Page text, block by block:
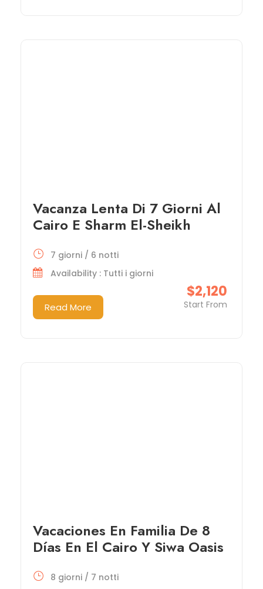
Vacanza Lenta Di 7 Giorni Al
Cairo E Sharm El-Sheikh
$2,120
Start From
7 giorni / 6 notti
Availability : Tutti i giorni
Read More
Vacaciones En Familia De 8
Días En El Cairo Y Siwa Oasis
8 giorni / 7 notti